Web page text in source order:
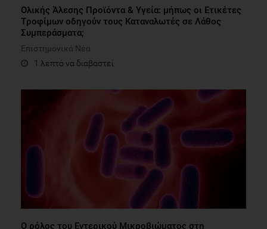
Ολικής Άλεσης Προϊόντα & Υγεία: μήπως οι Eτικέτες
Tροφίμων οδηγούν τους Kαταναλωτές σε Λάθος
Συμπεράσματα;
Επιστημονικά Νέα
1 λεπτό να διαβαστεί
Ο ρόλος του Εντερικού Μικροβιώματος στη